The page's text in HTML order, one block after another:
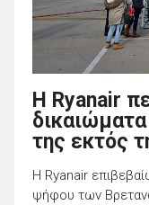
Η Ryanair
της εκτός
H Ryanair
ψήφου των